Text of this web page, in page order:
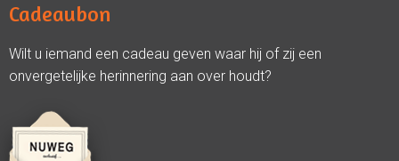
Cadeaubon
Wilt u iemand een cadeau geven waar hij of zij een
onvergetelijke herinnering aan over houdt?